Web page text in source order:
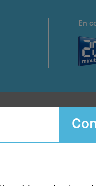
En
Newsletter